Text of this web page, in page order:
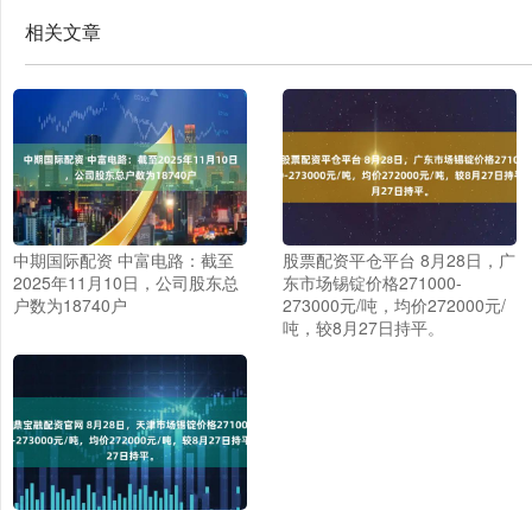
相关文章
中期国际配资 中富电路：截至
2025年11月10日，公司股东总
户数为18740户
股票配资平仓平台 8月28日，广
东市场锡锭价格271000-
273000元/吨，均价272000元/
吨，较8月27日持平。